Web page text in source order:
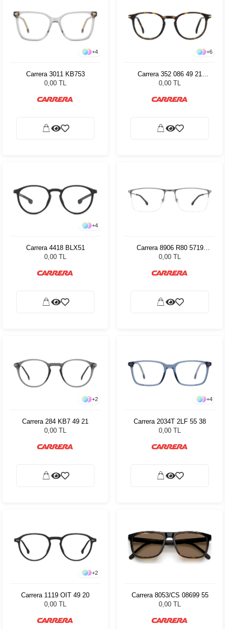
+4
Carrera 3011 KB753
0,00 TL
+6
Carrera 352 086 49 21
84001
0,00 TL
+4
Carrera 4418 BLX51
0,00 TL
Carrera 8906 R80 5719
80679
0,00 TL
+2
Carrera 284 KB7 49 21
0,00 TL
+4
Carrera 2034T 2LF 55 38
0,00 TL
+2
Carrera 1119 OIT 49 20
0,00 TL
Carrera 8053/CS 08699 55
0,00 TL